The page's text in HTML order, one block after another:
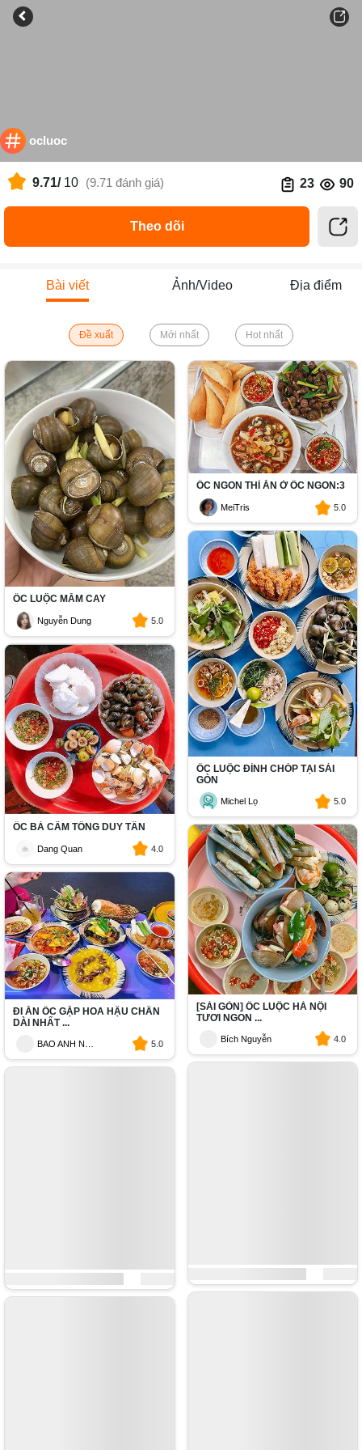
ocluoc
9.71/ 10 (9.71 đánh giá) 90
23
Theo dõi
Bài viết Ảnh/Video Địa điểm
Đề xuất Mới nhất Hot nhất
ỐC LUỘC MẮM CAY
Nguyễn Dung 5.0
ỐC BÀ CÂM TỐNG DUY TÂN
Dang Quan 4.0
ĐI ĂN ỐC GẶP HOA HẬU CHÂN
DÀI NHẤT ...
5.0
ỐC NGON THÌ ĂN Ở ỐC NGON:3
MeiTris 5.0
ỐC LUỘC ĐỈNH CHÓP TẠI SÀI
GÒN
Michel Lọ 5.0
[SÀI GÒN] ỐC LUỘC HÀ NỘI
TƯƠI NGON ...
Bích Nguyễn 4.0